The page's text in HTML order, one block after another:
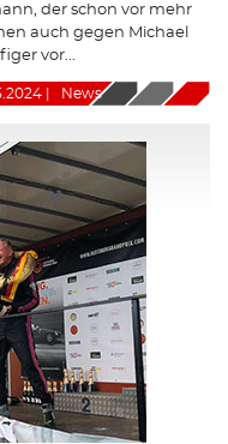
der schon vor mehr
auch gegen Michael
vor...
News